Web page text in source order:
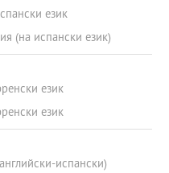
език
(на испански език)
език
език
испански)